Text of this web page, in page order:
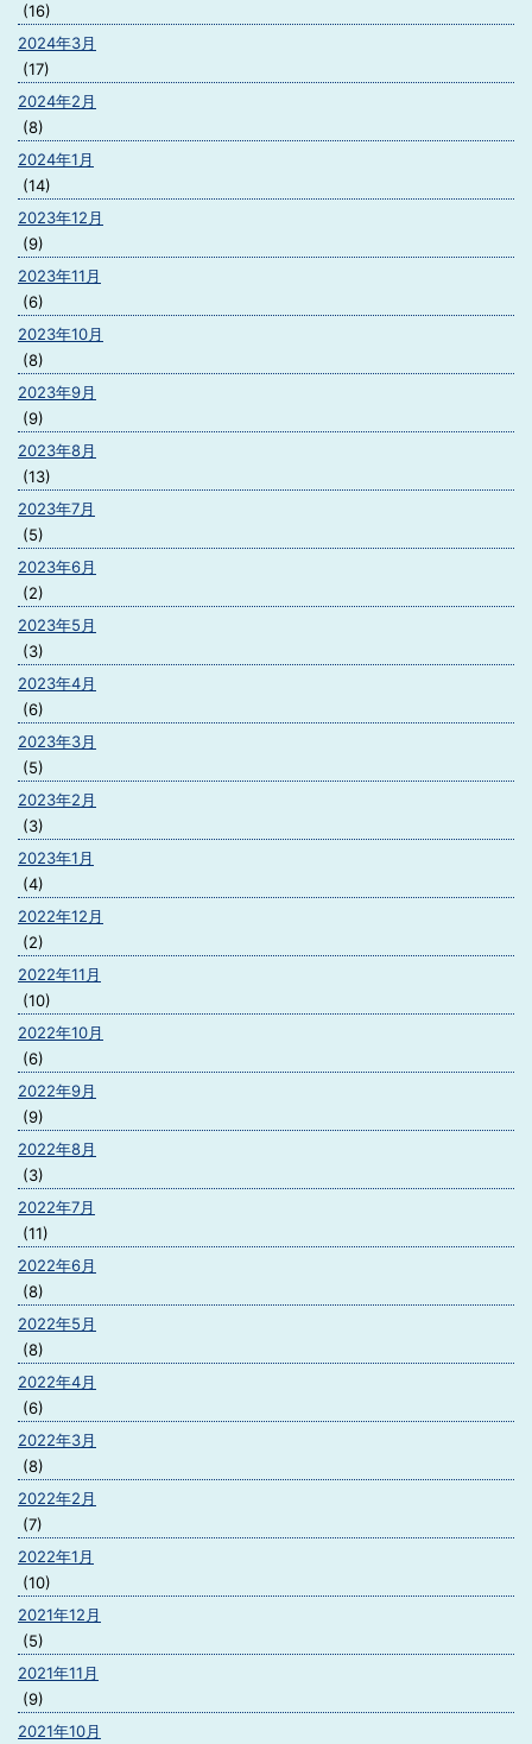
(16)
2024年3月
(17)
2024年2月
(8)
2024年1月
(14)
2023年12月
(9)
2023年11月
(6)
2023年10月
(8)
2023年9月
(9)
2023年8月
(13)
2023年7月
(5)
2023年6月
(2)
2023年5月
(3)
2023年4月
(6)
2023年3月
(5)
2023年2月
(3)
2023年1月
(4)
2022年12月
(2)
2022年11月
(10)
2022年10月
(6)
2022年9月
(9)
2022年8月
(3)
2022年7月
(11)
2022年6月
(8)
2022年5月
(8)
2022年4月
(6)
2022年3月
(8)
2022年2月
(7)
2022年1月
(10)
2021年12月
(5)
2021年11月
(9)
2021年10月